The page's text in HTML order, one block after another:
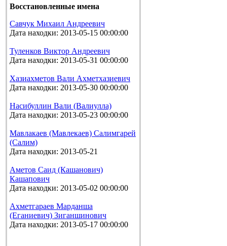
Восстановленные имена
Савчук Михаил Андреевич
Дата находки: 2013-05-15 00:00:00
Туленков Виктор Андреевич
Дата находки: 2013-05-31 00:00:00
Хазиахметов Вали Ахметхазиевич
Дата находки: 2013-05-30 00:00:00
Насибуллин Вали (Валиулла)
Дата находки: 2013-05-23 00:00:00
Мавлакаев (Мавлекаев) Салимгарей
(Салим)
Дата находки: 2013-05-21
Аметов Саид (Кашанович)
Кашапович
Дата находки: 2013-05-02 00:00:00
Ахметгараев Марданша
(Еганиевич) Зиганшинович
Дата находки: 2013-05-17 00:00:00